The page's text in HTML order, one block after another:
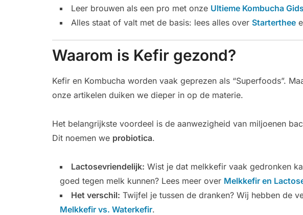
Leer brouwen als een pro met onze Ultieme Kombucha Gids
Alles staat of valt met de basis: lees alles over Starterthee
Waarom is Kefir gezond?
Kefir en Kombucha worden vaak geprezen als “Superfoods”.
onze artikelen duiken we dieper in op de materie.
Het belangrijkste voordeel is de aanwezigheid van miljoenen
Dit noemen we probiotica.
Lactosevriendelijk: Wist je dat melkkefir vaak gedronken
goed tegen melk kunnen? Lees meer over Melkkefir en
Het verschil: Twijfel je tussen de dranken? Wij hebben de
Melkkefir vs. Waterkefir.